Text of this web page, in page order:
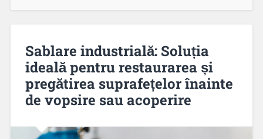
Sablare industrială: Soluția
ideală pentru restaurarea și
pregătirea suprafețelor înainte
de vopsire sau acoperire